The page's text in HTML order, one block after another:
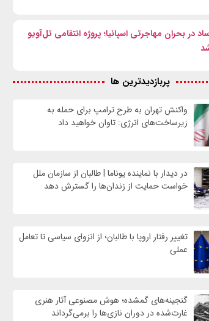
در بحران مهاجرتی اسپانیا؛ پروژه انتقامی تل‌آویو
پربازدیدترین ها
واکنش تهران به طرح ترامپ برای حمله به
زیرساخت‌های انرژی: تاوان خواهید داد
در دیدار با نماینده یوناما | طالبان از سازمان ملل
خواست حمایت از زندان‌ها را گسترش دهد
تغییر رفتار اروپا با طالبان؛ از انزوای سیاسی تا تعامل
عملی
گنجینه‌های گمشده؛ هوش مصنوعی آثار هنری
غارت‌شده در دوران نازی‌ها را برمی‌گرداند